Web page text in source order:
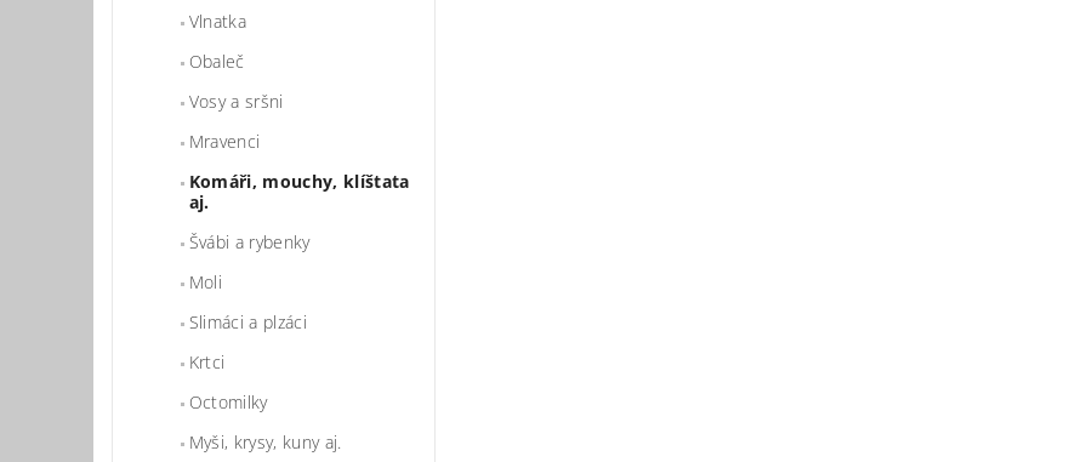
Vlnatka
Obaleč
Vosy a sršni
Mravenci
Komáři, mouchy, klíštata
aj.
Švábi a rybenky
Moli
Slimáci a plzáci
Krtci
Octomilky
Myši, krysy, kuny aj.